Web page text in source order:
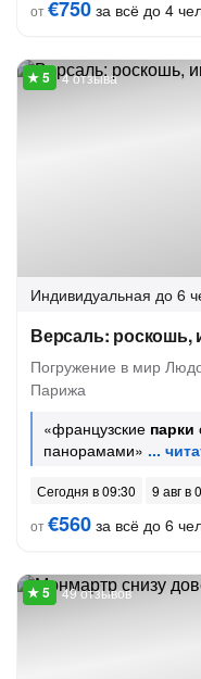
от€750 за всё до 4
4 отзыва
Индивидуальная до 6
Версаль: роскошь,
Погружение в мир
Парижа
«французские парки
панорамами»
Сегодня в 09:30
9 авг в
от€560 за всё до 6
49 отзывов